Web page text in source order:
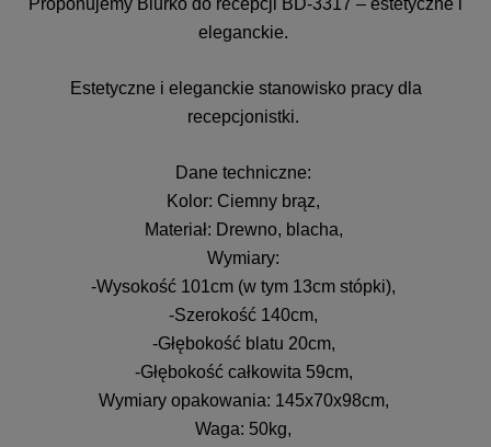
Proponujemy Biurko do recepcji BD-3317 – estetyczne i
eleganckie.
Estetyczne i eleganckie stanowisko pracy dla
recepcjonistki.
Dane techniczne:
Kolor: Ciemny brąz,
Materiał: Drewno, blacha,
Wymiary:
-Wysokość 101cm (w tym 13cm stópki),
-Szerokość 140cm,
-Głębokość blatu 20cm,
-Głębokość całkowita 59cm,
Wymiary opakowania: 145x70x98cm,
Waga: 50kg,